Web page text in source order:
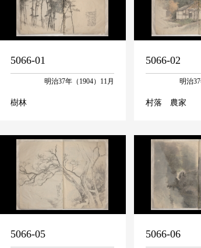
5066-01
明治37年（1904）11月
樹林
5066-02
明治
村落 農家
5066-05 5066-06